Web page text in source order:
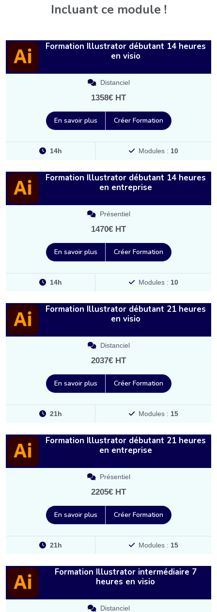
Incluant ce module !
Formation Illustrator débutant 14 heures
en visio
Distanciel
1358€ HT
En savoir plus Créer Formation
14h Modules : 10
Formation Illustrator débutant 14 heures
en entreprise
Présentiel
1470€ HT
En savoir plus Créer Formation
14h Modules : 10
Formation Illustrator débutant 21 heures
en visio
Distanciel
2037€ HT
En savoir plus Créer Formation
21h Modules : 15
Formation Illustrator débutant 21 heures
en entreprise
Présentiel
2205€ HT
En savoir plus Créer Formation
21h Modules : 15
Formation Illustrator intermédiaire 7
heures en visio
Distanciel